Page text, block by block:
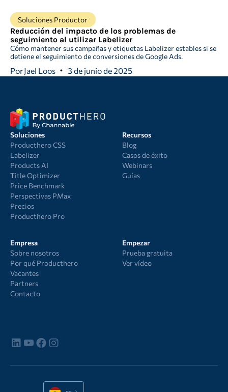
Soluciones Productor
Reducción del impacto de los problemas de
seguimiento al utilizar Labelizer
Cómo mantener sus campañas y etiquetas Labelizer estables si se
detiene el seguimiento de conversiones de Google Ads.
PorJael Loos 3 de junio de 2025
Soluciones
Producthero CSS
Labelizer
Products AI
Title Optimizer
Price Benchmark
Perspectivas PMax
Precios
Producthero Pro
Recursos
Blog
Casos de éxito
Webinars
Guías
Empresa
Sobre nosotros
Por qué Producthero
Vacantes
Partners
Contacto
Empezar
Prueba gratuita
Ver vídeo